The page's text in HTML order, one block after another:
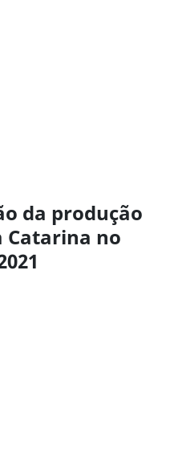
da produção
Catarina no